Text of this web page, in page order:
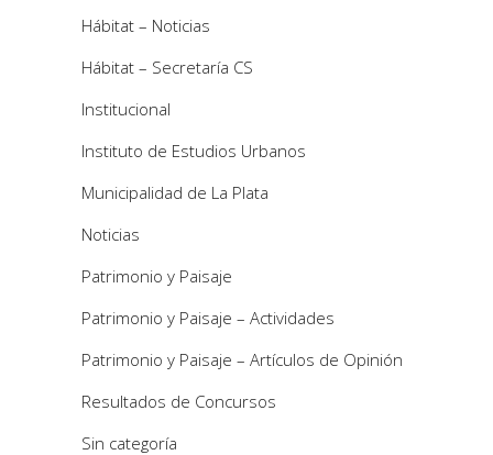
Hábitat – Noticias
Hábitat – Secretaría CS
Institucional
Instituto de Estudios Urbanos
Municipalidad de La Plata
Noticias
Patrimonio y Paisaje
Patrimonio y Paisaje – Actividades
Patrimonio y Paisaje – Artículos de Opinión
Resultados de Concursos
Sin categoría